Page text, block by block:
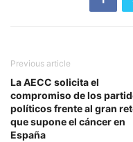
Previous article
La AECC solicita el
compromiso de los
políticos frente al gran
que supone el cáncer en
España